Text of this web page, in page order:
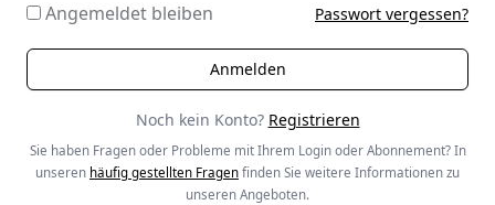
Angemeldet bleiben Passwort vergessen?
Noch kein Konto? Registrieren
Sie haben Fragen oder Probleme mit Ihrem Login oder Abonnement? In
unseren häufig gestellten Fragen finden Sie weitere Informationen zu
unseren Angeboten.